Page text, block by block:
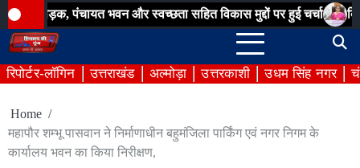
Skip
to
content
पंचायत भवन और स्वच्छता सहित विकास मुद्दों पर हुई चर्चा बिना अनुमति
रिपोर्टर-लॉगिन उत्तराखंड अल्मोड़ा उत्तरकाशी उधम सिंह नगर
Home
महापौर शम्‍भू पासवान ने निर्माणाधीन बहुमंजिला पार्किंग एवं नगर निगम के
कार्यालय भवन का किया निरीक्षण,